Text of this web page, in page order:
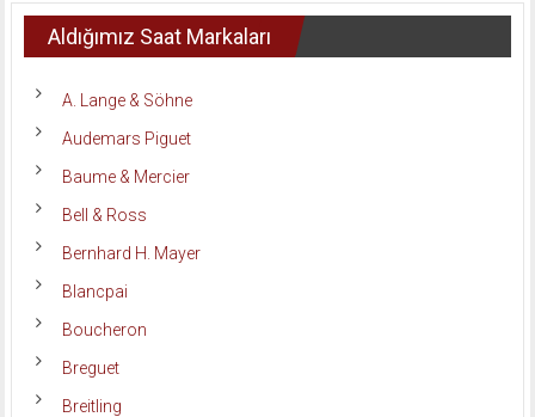
Aldığımız Saat Markaları
A. Lange & Söhne
Audemars Piguet
Baume & Mercier
Bell & Ross
Bernhard H. Mayer
Blancpai
Boucheron
Breguet
Breitling